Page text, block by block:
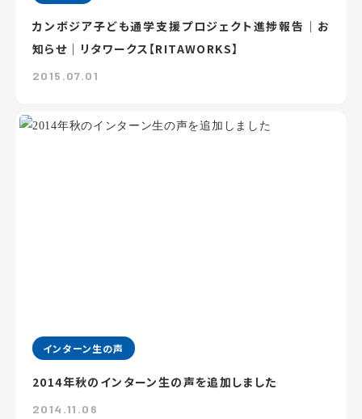
カンボジア子ども通学支援プロジェクト進捗報告｜お
知らせ｜リタワークス【RITAWORKS】
2015.07.01
インターン生の声
2014年秋のインターン生の声を追加しました
2014.11.06